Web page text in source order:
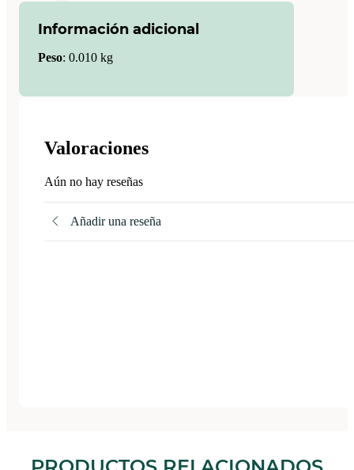
Información adicional
Peso: 0.010 kg
Valoraciones
Aún no hay reseñas
Añadir una reseña